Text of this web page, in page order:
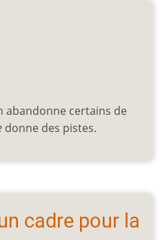
abandonne certains de
donne des pistes.
cadre pour la